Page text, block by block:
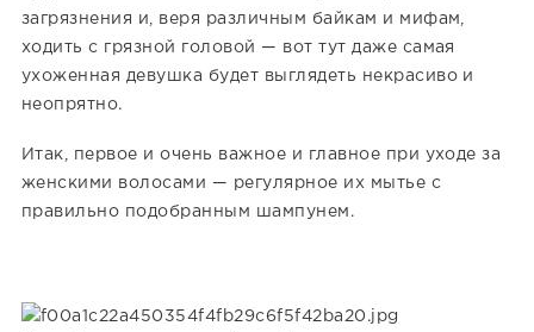
загрязнения и, веря различным байкам и мифам,
ходить с грязной головой — вот тут даже самая
ухоженная девушка будет выглядеть некрасиво и
неопрятно.
Итак, первое и очень важное и главное при уходе за
женскими волосами — регулярное их мытье с
правильно подобранным шампунем.